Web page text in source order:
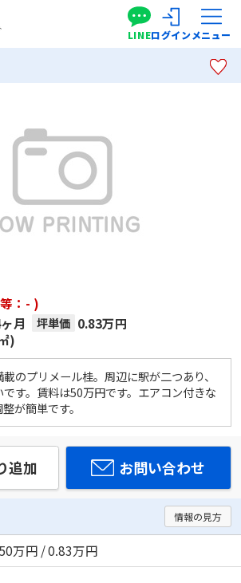
LINEログインメニュー
：- )
月 坪単価 0.83万円
)
のプリメール桂。周辺に駅が二つあり、
す。賃料は50万円です。エアコン付きな
が簡単です。
追加 お問い合わせ
情報の見方
50万円 / 0.83万円